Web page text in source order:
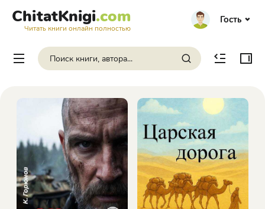
ChitatKnigi.com
Читать книги онлайн полностью
Гость